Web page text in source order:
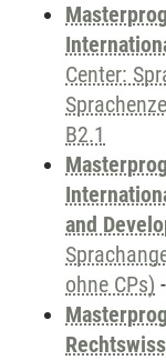
Center:
B2.1
and
ohne CPs) -